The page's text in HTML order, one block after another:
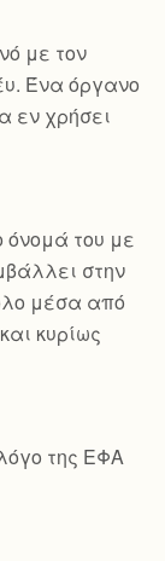
με τον
Ένα όργανο
εν χρήσει
όνομά του με
στην
μέσα από
κυρίως
της ΕΦΑ